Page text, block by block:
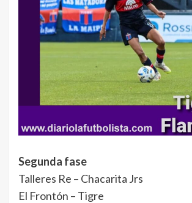
Segunda fase
Talleres Re – Chacarita Jrs
El Frontón – Tigre